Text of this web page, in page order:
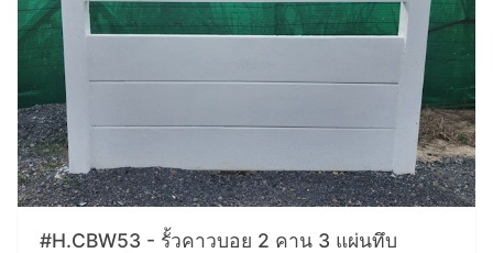
#H.CBW53 - รั้วคาวบอย 2 คาน 3 แผ่นทึบ